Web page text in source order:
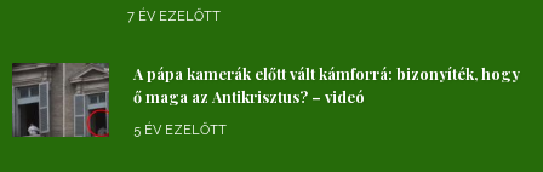
7 ÉV EZELŐTT
A pápa kamerák előtt vált kámforrá: bizonyíték, hogy
ő maga az Antikrisztus? – videó
5 ÉV EZELŐTT